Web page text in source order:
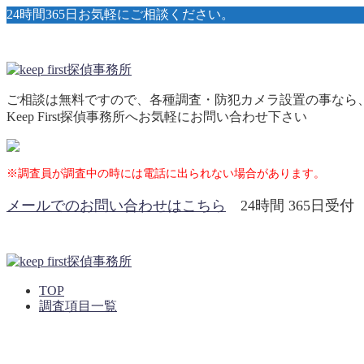
24時間365日お気軽にご相談ください。
ご相談は無料ですので、各種調査・防犯カメラ設置の事なら、
Keep First探偵事務所へお気軽にお問い合わせ下さい
※調査員が調査中の時には電話に出られない場合があります。
メールでのお問い合わせはこちら 24時間 365日受付
TOP
調査項目一覧